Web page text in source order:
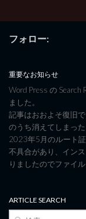
フォロー:
重要なお知らせ
Word Press の Search
ました。
記事はおおよそ復旧で
のうち消えてしまっ
2023年5月のルート
不具合があり、イン
りましたのでファイ
ARTICLE SEARCH